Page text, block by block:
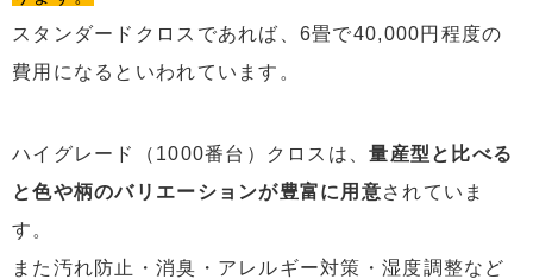
スタンダードクロスであれば、6畳で40,000円程度の
費用になるといわれています。
ハイグレード（1000番台）クロスは、量産型と比べる
と色や柄のバリエーションが豊富に用意されていま
す。
また汚れ防止・消臭・アレルギー対策・湿度調整など